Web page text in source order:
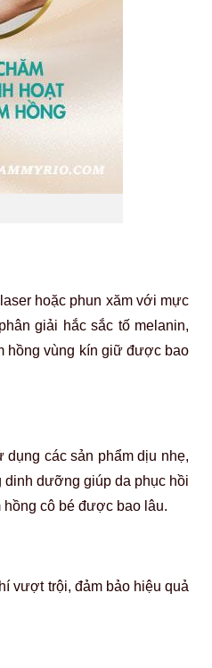
hoặc phun xăm với mực
giải hắc sắc tố melanin,
hồng vùng kín giữ được bao
dụng các sản phẩm dịu nhẹ,
dinh dưỡng giúp da phục hồi
cô bé được bao lâu.
vượt trội, đảm bảo hiệu quả